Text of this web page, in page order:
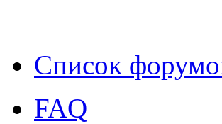
Список
FAQ